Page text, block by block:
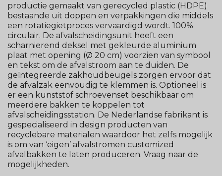
productie gemaakt van gerecycled plastic (HDPE)
bestaande uit doppen en verpakkingen die middels
een rotatiegietproces vervaardigd wordt. 100%
circulair. De afvalscheidingsunit heeft een
scharnierend deksel met gekleurde aluminium
plaat met opening (Ø 20 cm) voorzien van symbool
en tekst om de afvalstroom aan te duiden. De
geïntegreerde zakhoudbeugels zorgen ervoor dat
de afvalzak eenvoudig te klemmen is. Optioneel is
er een kunststof schroevenset beschikbaar om
meerdere bakken te koppelen tot
afvalscheidingsstation. De Nederlandse fabrikant is
gespecialiseerd in design producten van
recyclebare materialen waardoor het zelfs mogelijk
is om van ‘eigen’ afvalstromen customized
afvalbakken te laten produceren. Vraag naar de
mogelijkheden.